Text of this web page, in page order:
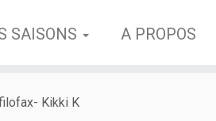
SAISONS A PROPOS
Kikki K